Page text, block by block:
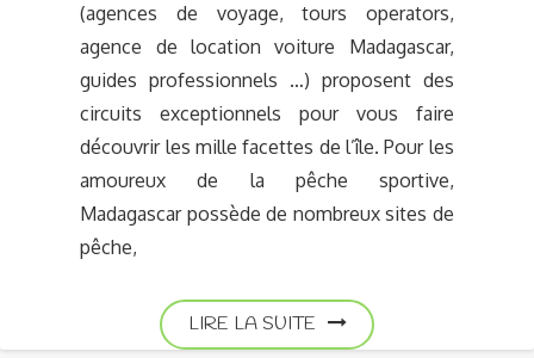
(agences de voyage, tours operators,
agence de location voiture Madagascar,
guides professionnels …) proposent des
circuits exceptionnels pour vous faire
découvrir les mille facettes de l’île. Pour les
amoureux de la pêche sportive,
Madagascar possède de nombreux sites de
pêche,
LIRE LA SUITE